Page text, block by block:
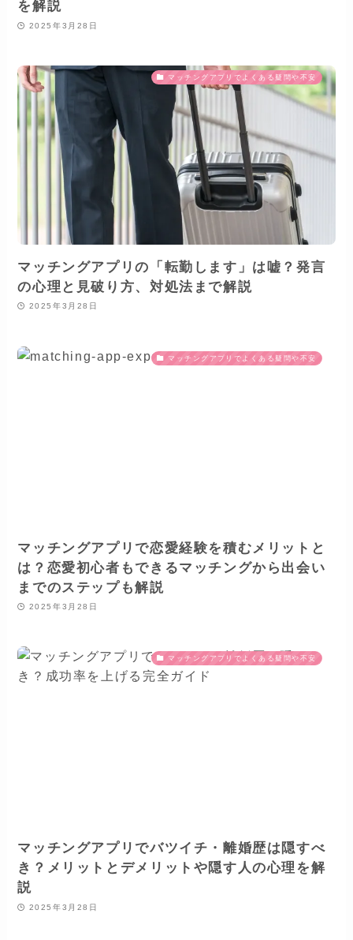
を解説
2025年3月28日
マッチングアプリでよくある疑問や不安
マッチングアプリの「転勤します」は嘘？発言
の心理と見破り方、対処法まで解説
2025年3月28日
マッチングアプリでよくある疑問や不安
マッチングアプリで恋愛経験を積むメリットと
は？恋愛初心者もできるマッチングから出会い
までのステップも解説
2025年3月28日
マッチングアプリでよくある疑問や不安
マッチングアプリでバツイチ・離婚歴は隠すべ
き？メリットとデメリットや隠す人の心理を解
説
2025年3月28日